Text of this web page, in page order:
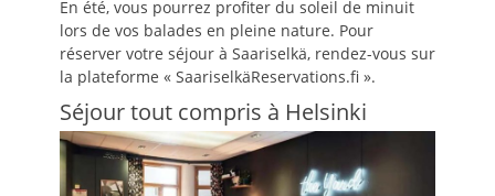
En été, vous pourrez profiter du soleil de minuit
lors de vos balades en pleine nature. Pour
réserver votre séjour à Saariselkä, rendez-vous sur
la plateforme « SaariselkäReservations.fi ».
Séjour tout compris à Helsinki